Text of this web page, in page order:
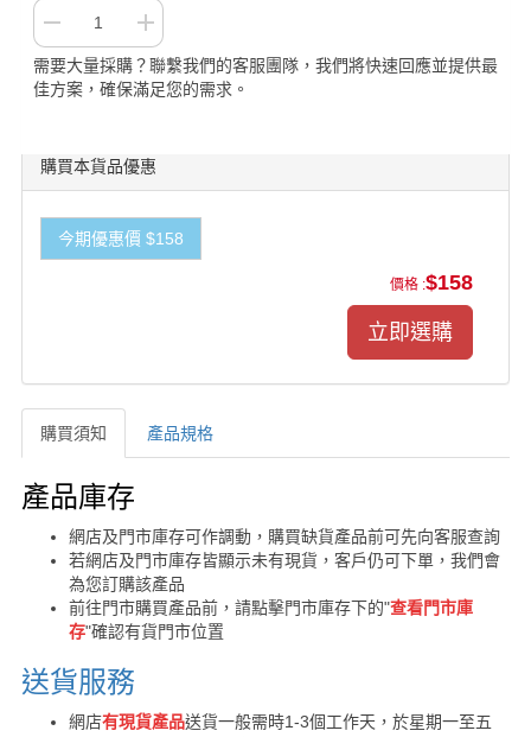
需要大量採購？聯繫我們的客服團隊，我們將快速回應並提供最
佳方案，確保滿足您的需求。
購買本貨品優惠
今期優惠價 $158
價格 :$158
購買須知 產品規格
購買須知
產品庫存
網店及門市庫存可作調動，購買缺貨產品前可先向客服查詢
若網店及門市庫存皆顯示未有現貨，客戶仍可下單，我們會
為您訂購該產品
前往門市購買產品前，請點擊門市庫存下的"查看門市庫
存"確認有貨門市位置
送貨服務
網店有現貨產品送貨一般需時1-3個工作天，於星期一至五